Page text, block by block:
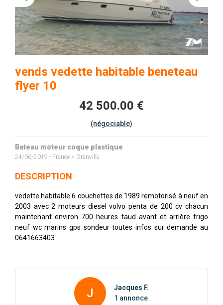
vends vedette habitable beneteau
flyer 10
42 500.00 €
(négociable)
Bateau moteur coque plastique
24/06/2019 - France > Granville
DESCRIPTION
vedette habitable 6 couchettes de 1989 remotorisé à neuf en
2003 avec 2 moteurs diesel volvo penta de 200 cv chacun
maintenant environ 700 heures taud avant et arrière frigo
neuf wc marins gps sondeur toutes infos sur demande au
0641663403
J
Jacques F.
1 annonce